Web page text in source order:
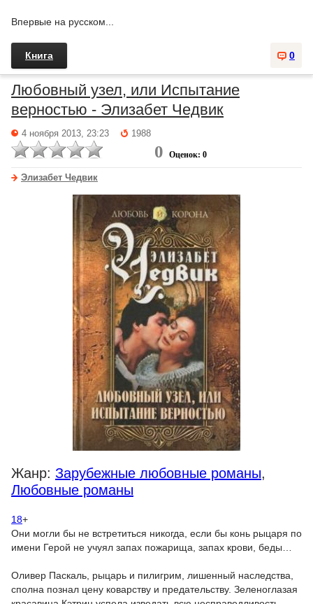
Впервые на русском...
0
Книга
Любовный узел, или Испытание
верностью - Элизабет Чедвик
4 ноября 2013, 23:23 1988
0 Оценок: 0
Элизабет Чедвик
Жанр: Зарубежные любовные романы,
Любовные романы
18+
Они могли бы не встретиться никогда, если бы конь рыцаря по
имени Герой не учуял запах пожарища, запах крови, беды…
Оливер Паскаль, рыцарь и пилигрим, лишенный наследства,
сполна познал цену коварству и предательству. Зеленоглазая